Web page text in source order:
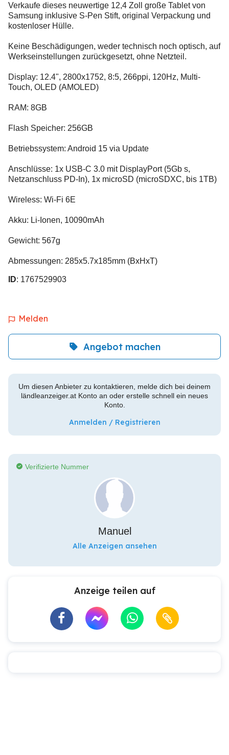
Verkaufe dieses neuwertige 12,4 Zoll große Tablet von
Samsung inklusive S-Pen Stift, original Verpackung und
kostenloser Hülle.
Keine Beschädigungen, weder technisch noch optisch, auf
Werkseinstellungen zurückgesetzt, ohne Netzteil.
Display: 12.4", 2800x1752, 8:5, 266ppi, 120Hz, Multi-
Touch, OLED (AMOLED)
RAM: 8GB
Flash Speicher: 256GB
Betriebssystem: Android 15 via Update
Anschlüsse: 1x USB-C 3.0 mit DisplayPort (5Gb s,
Netzanschluss PD-In), 1x microSD (microSDXC, bis 1TB)
Wireless: Wi-Fi 6E
Akku: Li-Ionen, 10090mAh
Gewicht: 567g
Abmessungen: 285x5.7x185mm (BxHxT)
ID: 1767529903
Melden
Angebot machen
Um diesen Anbieter zu kontaktieren, melde dich bei deinem
ländleanzeiger.at Konto an oder erstelle schnell ein neues
Konto.
Anmelden / Registrieren
Verifizierte Nummer
Manuel
Alle Anzeigen ansehen
Anzeige teilen auf